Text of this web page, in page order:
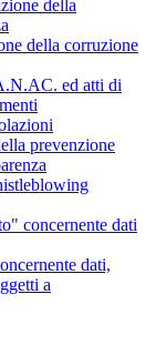
della
della corruzione
ed atti di
prevenzione
concernente dati
dati,
a